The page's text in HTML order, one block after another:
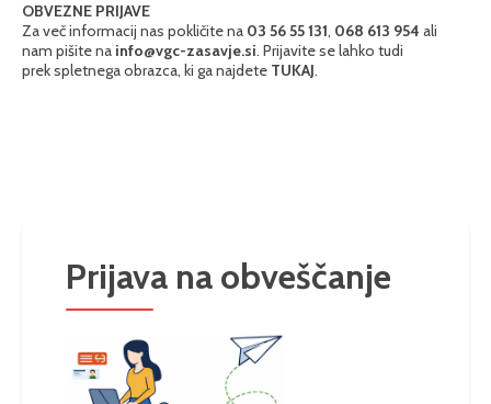
OBVEZNE PRIJAVE
Za več informacij nas pokličite na 03 56 55 131, 068 613 954 ali
nam pišite na info@vgc-zasavje.si. Prijavite se lahko tudi
prek spletnega obrazca, ki ga najdete TUKAJ.
Prijava na obveščanje